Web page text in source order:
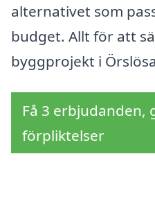
alternativet som
budget. Allt för att
byggprojekt i
Få 3 erbjudanden,
förpliktelser